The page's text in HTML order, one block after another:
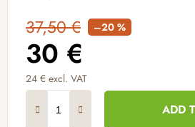
37,50 € –20 %
30 €
24 € excl. VAT
ADD